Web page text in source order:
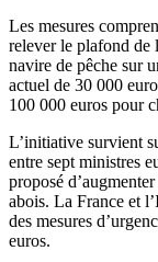
Les mesures
relever le plafond de
navire de pêche sur
actuel de 30 000
100 000 euros pour
L’initiative survient
entre sept ministres
proposé
abois. La France et
des mesures
euros.